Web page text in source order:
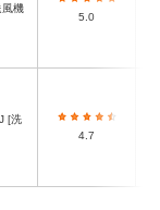
風機
5.0
4.7